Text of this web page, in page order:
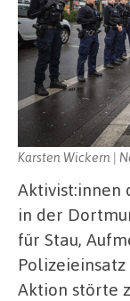
Karsten Wickern |
Aktivist:innen
in der
für Stau,
Aktion störte